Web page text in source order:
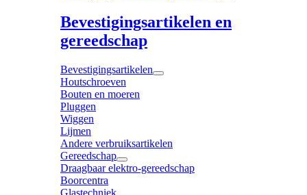
Bevestigingsartikelen en
gereedschap
Bevestigingsartikelen
Houtschroeven
Bouten en moeren
Pluggen
Wiggen
Lijmen
Andere verbruiksartikelen
Gereedschap
Draagbaar elektro-gereedschap
Boorcentra